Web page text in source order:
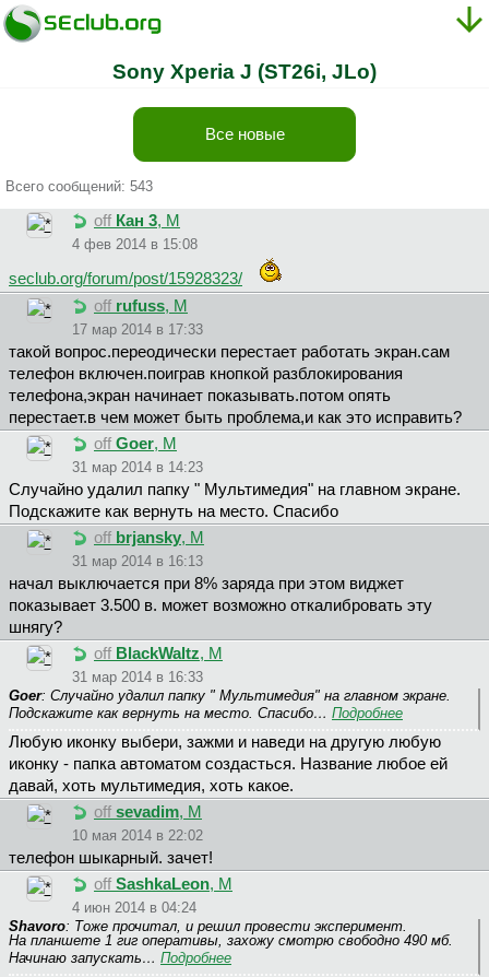
Sony Xperia J (ST26i, JLo)
Все новые
Всего сообщений: 543
off Кан 3, М
4 фев 2014 в 15:08
seclub.org/forum/post/15928323/
off rufuss, М
17 мар 2014 в 17:33
такой вопрос.переодически перестает работать экран.сам
телефон включен.поиграв кнопкой разблокирования
телефона,экран начинает показывать.потом опять
перестает.в чем может быть проблема,и как это исправить?
off Goer, М
31 мар 2014 в 14:23
Случайно удалил папку " Мультимедия" на главном экране.
Подскажите как вернуть на место. Спасибо
off brjansky, М
31 мар 2014 в 16:13
начал выключается при 8% заряда при этом виджет
показывает 3.500 в. может возможно откалибровать эту
шнягу?
off BlackWaltz, М
31 мар 2014 в 16:33
Goer: Случайно удалил папку " Мультимедия" на главном экране.
Подскажите как вернуть на место. Спасибо… Подробнее
Любую иконку выбери, зажми и наведи на другую любую
иконку - папка автоматом создасться. Название любое ей
давай, хоть мультимедия, хоть какое.
off sevadim, М
10 мая 2014 в 22:02
телефон шыкарный. зачет!
off SashkaLeon, М
4 июн 2014 в 04:24
Shavoro: Тоже прочитал, и решил провести эксперимент.
На планшете 1 гиг оперативы, захожу смотрю свободно 490 мб.
Начинаю запускать… Подробнее